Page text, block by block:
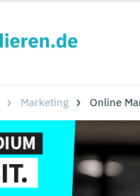
Marketing Online